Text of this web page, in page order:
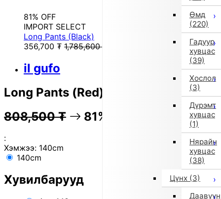
Өмд
(220)
Гадуур
хувцас
(39)
Хослол
(3)
Дүрэмт
хувцас
(1)
Нярайн
хувцас
(38)
Цүнх (3)
Даавуун
81% OFF
IMPORT SELECT
Long Pants (Black)
356,700 ₮ 1,785,600
il gufo
Long Pants (Red)
808,500 ₮ 81% OFF ₮
:
Хэмжээ: 140cm
140cm
Хувилбарууд